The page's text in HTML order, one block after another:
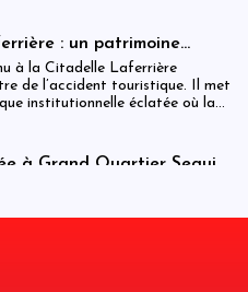
: un patrimoine
la fragmentation des
à la Citadelle Laferrière
de l’accident touristique. Il met
institutionnelle éclatée où la
la Police touristique, l’ISPAN
à Grand Quartier Seguin :